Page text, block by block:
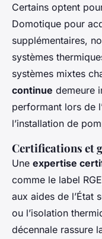
Certains optent
Domotique pour
supplémentaires,
systèmes
systèmes mixtes
continue demeure
performant lors de
l’installation de
Certifications et
Une expertise
comme le label
aux aides de l’État
ou l’isolation
décennale rassure